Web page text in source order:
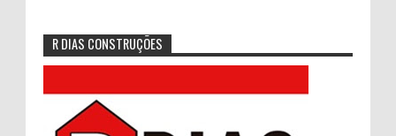
R DIAS CONSTRUÇÕES